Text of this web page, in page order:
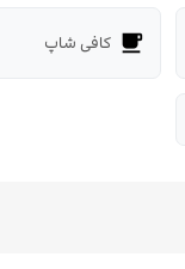
local_cafe کافی شاپ